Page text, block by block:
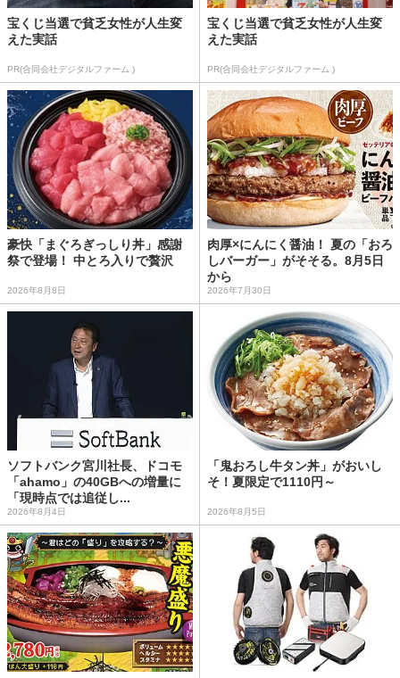
宝くじ当選で貧乏女性が人生変
えた実話
PR(合同会社デジタルファーム )
宝くじ当選で貧乏女性が人生変
えた実話
PR(合同会社デジタルファーム )
豪快「まぐろぎっしり丼」感謝
祭で登場！ 中とろ入りで贅沢
2026年8月8日
肉厚×にんにく醤油！ 夏の「おろ
しバーガー」がそそる。8月5日
から
2026年7月30日
ソフトバンク宮川社長、ドコモ
「ahamo」の40GBへの増量に
「現時点では追従し...
2026年8月4日
「鬼おろし牛タン丼」がおいし
そ！夏限定で1110円～
2026年8月5日